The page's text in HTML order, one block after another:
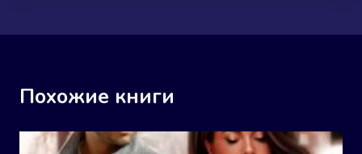
Похожие книги